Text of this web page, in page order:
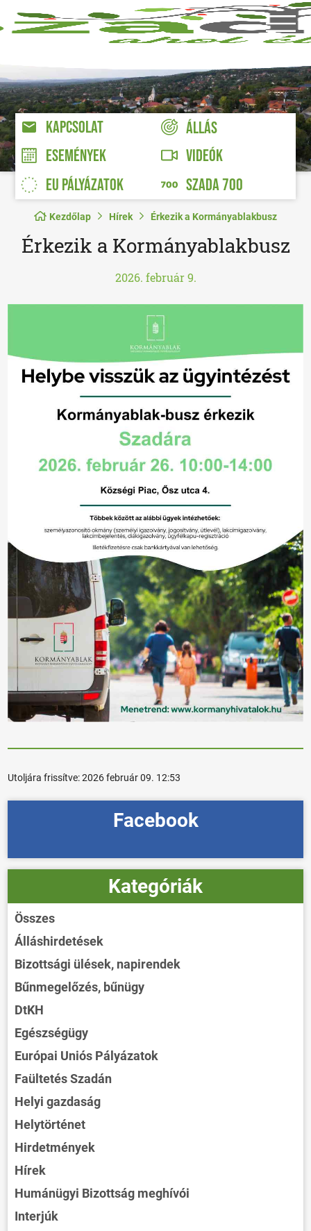
KAPCSOLAT
ÁLLÁS
ESEMÉNYEK
VIDEÓK
EU PÁLYÁZATOK
SZADA 700
Kezdőlap Hírek Érkezik a Kormányablakbusz
Érkezik a Kormányablakbusz
2026. február 9.
Utoljára frissítve:2026 február 09. 12:53
Facebook
Kategóriák
Összes
Álláshirdetések
Bizottsági ülések, napirendek
Bűnmegelőzés, bűnügy
DtKH
Egészségügy
Európai Uniós Pályázatok
Faültetés Szadán
Helyi gazdaság
Helytörténet
Hirdetmények
Hírek
Humánügyi Bizottság meghívói
Interjúk